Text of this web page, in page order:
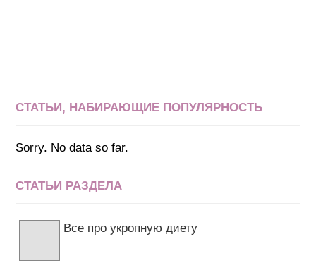
СТАТЬИ, НАБИРАЮЩИЕ ПОПУЛЯРНОСТЬ
Sorry. No data so far.
СТАТЬИ РАЗДЕЛА
Все про укропную диету